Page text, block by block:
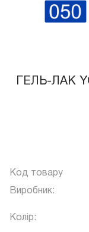
ГЕЛЬ-ЛАК
Код товару
Виробник:
Колір: